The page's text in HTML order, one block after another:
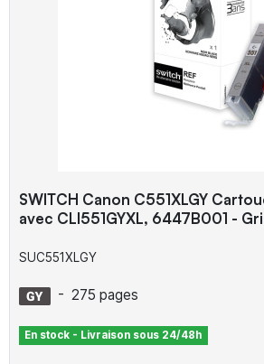
SWITCH Canon C551XLGY
avec CLI551GYXL, 6447B001 -
SUC551XLGY
- 275 pages
En stock - Livraison sous 24/48h